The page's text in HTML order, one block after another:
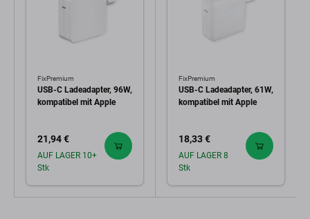
FixPremium
USB-C Ladeadapter, 96W,
kompatibel mit Apple
21,94 €
AUF LAGER 10+
Stk
FixPremium
USB-C Ladeadapter, 61W,
kompatibel mit Apple
18,33 €
AUF LAGER 8
Stk